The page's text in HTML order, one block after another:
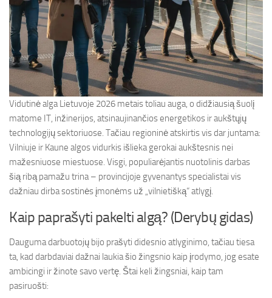
Vidutinė alga Lietuvoje 2026 metais toliau auga, o didžiausią šuolį
matome IT, inžinerijos, atsinaujinančios energetikos ir aukštųjų
technologijų sektoriuose. Tačiau regioninė atskirtis vis dar juntama:
Vilniuje ir Kaune algos vidurkis išlieka gerokai aukštesnis nei
mažesniuose miestuose. Visgi, populiarėjantis nuotolinis darbas
šią ribą pamažu trina – provincijoje gyvenantys specialistai vis
dažniau dirba sostinės įmonėms už „vilnietišką“ atlygį.
Kaip paprašyti pakelti algą? (Derybų gidas)
Dauguma darbuotojų bijo prašyti didesnio atlyginimo, tačiau tiesa
ta, kad darbdaviai dažnai laukia šio žingsnio kaip įrodymo, jog esate
ambicingi ir žinote savo vertę. Štai keli žingsniai, kaip tam
pasiruošti: